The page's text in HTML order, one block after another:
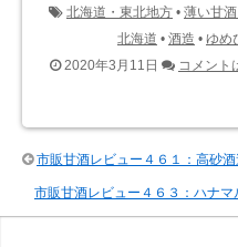
北海道・東北地方 • 薄い甘酒
北海道 • 酒造 • ゆめ
2020年3月11日
コメント
市販甘酒レビュー４６１：高砂
市販甘酒レビュー４６３：ハナマ